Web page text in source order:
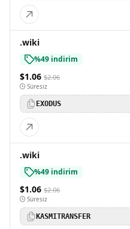
.wiki
%49 indirim
$1.06 $2.06
Süresiz
EXODUS
.wiki
%49 indirim
$1.06 $2.06
Süresiz
KASMITRANSFER